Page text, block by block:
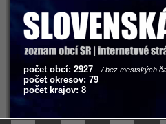
počet obcí: 2927 / bez mestských
počet okresov: 79
počet krajov: 8